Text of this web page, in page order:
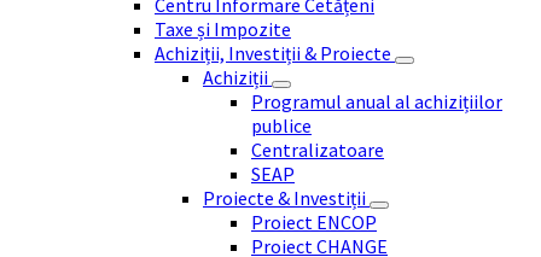
Centru Informare Cetățeni
Taxe și Impozite
Achiziții, Investiții & Proiecte
Achiziții
Programul anual al achizițiilor
publice
Centralizatoare
SEAP
Proiecte & Investiții
Proiect ENCOP
Proiect CHANGE